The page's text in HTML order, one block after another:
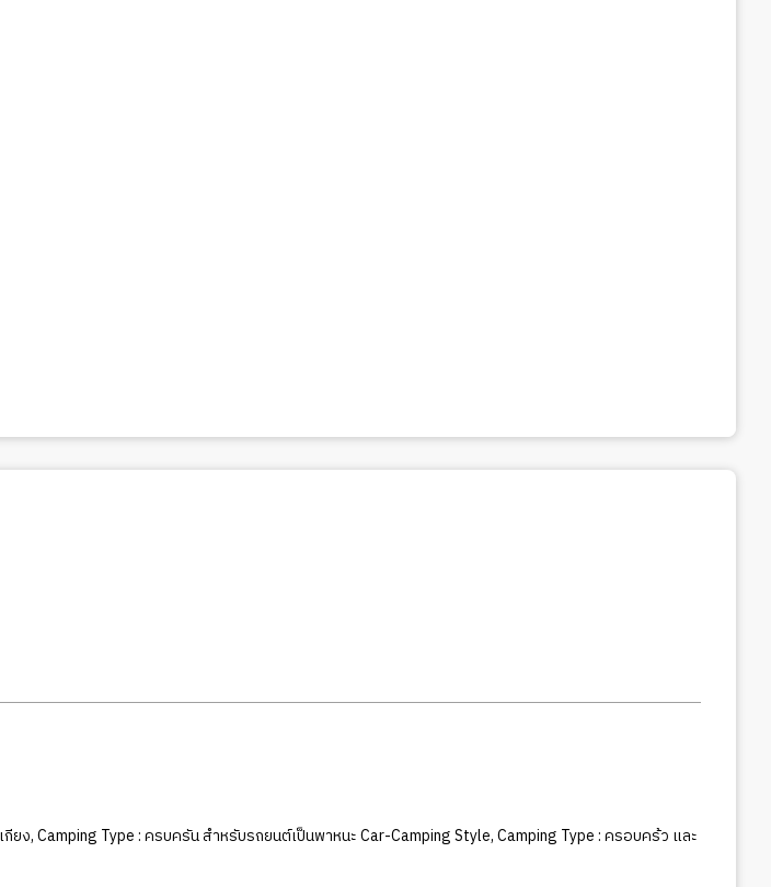
ยง,Camping Type : ครบครัน สำหรับรถยนต์เป็นพาหนะ Car-Camping Style,Camping Type : ครอบคร้ว และ